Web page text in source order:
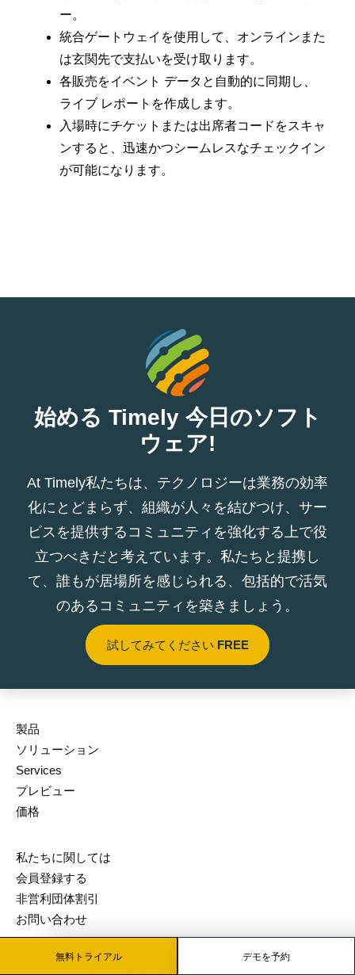
無料トライアル デモを予約
ー。
統合ゲートウェイを使用して、オンラインまた
は玄関先で支払いを受け取ります。
各販売をイベント データと自動的に同期し、
ライブ レポートを作成します。
入場時にチケットまたは出席者コードをスキャ
ンすると、迅速かつシームレスなチェックイン
が可能になります。
始める Timely 今日のソフト
ウェア!
At Timely私たちは、テクノロジーは業務の効率
化にとどまらず、組織が人々を結びつけ、サー
ビスを提供するコミュニティを強化する上で役
立つべきだと考えています。私たちと提携し
て、誰もが居場所を感じられる、包括的で活気
のあるコミュニティを築きましょう。
試してみてください FREE
製品
ソリューション
Services
プレビュー
価格
私たちに関しては
会員登録する
非営利団体割引
お問い合わせ